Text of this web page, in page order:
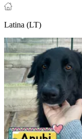
Latina (LT)